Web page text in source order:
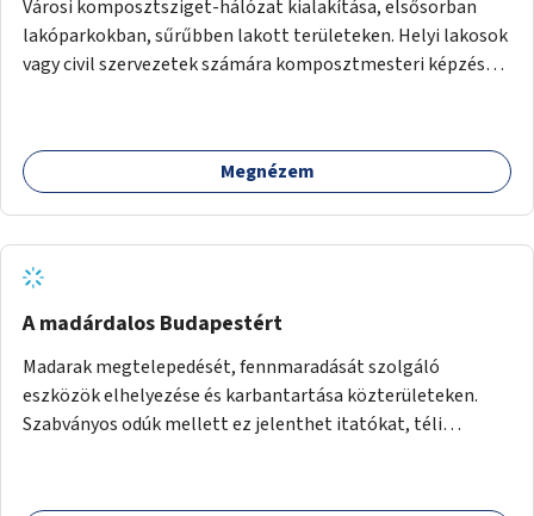
Városi komposztsziget-hálózat kialakítása, elsősorban
lakóparkokban, sűrűbben lakott területeken. Helyi lakosok
vagy civil szervezetek számára komposztmesteri képzés
Megnézem
A madárdalos Budapestért
Madarak megtelepedését, fennmaradását szolgáló
eszközök elhelyezése és karbantartása közterületeken.
Szabványos odúk mellett ez jelenthet itatókat, téli